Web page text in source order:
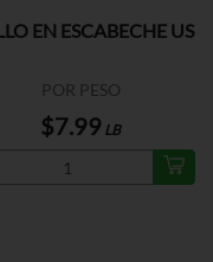
EN ESCABECHE US
POR PESO
$7.99 LB